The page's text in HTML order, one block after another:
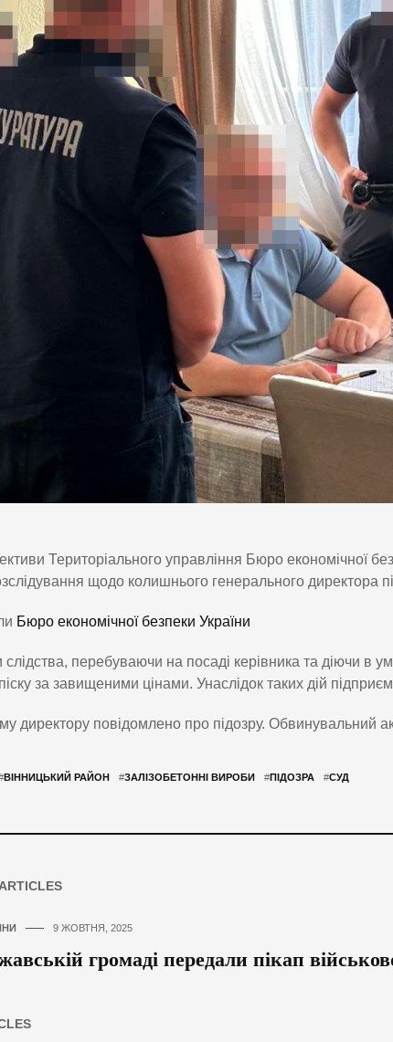
Територіального управління Бюро економічної
щодо колишнього генерального директора
Бюро економічної безпеки України
перебуваючи на посаді керівника та діючи в
за завищеними цінами. Унаслідок таких дій
директору повідомлено про підозру. Обвинувальний
ВІННИЦЬКИЙ РАЙОН #ЗАЛІЗОБЕТОННІ ВИРОБИ #ПІДОЗРА #СУД
9 ЖОВТНЯ, 2025
громаді передали пікап